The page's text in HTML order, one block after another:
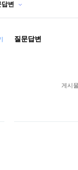
답변
질문답변
게시